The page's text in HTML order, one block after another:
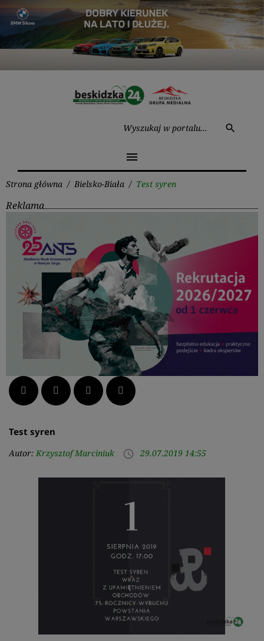
Przejdź
treści
search
menu
Strona główna / Bielsko-Biała / Test syren
Reklama
Facebook Twitter LinkedIn Pinterest
Test syren
Autor: Krzysztof Marciniuk access_time 29.07.2019 14:55